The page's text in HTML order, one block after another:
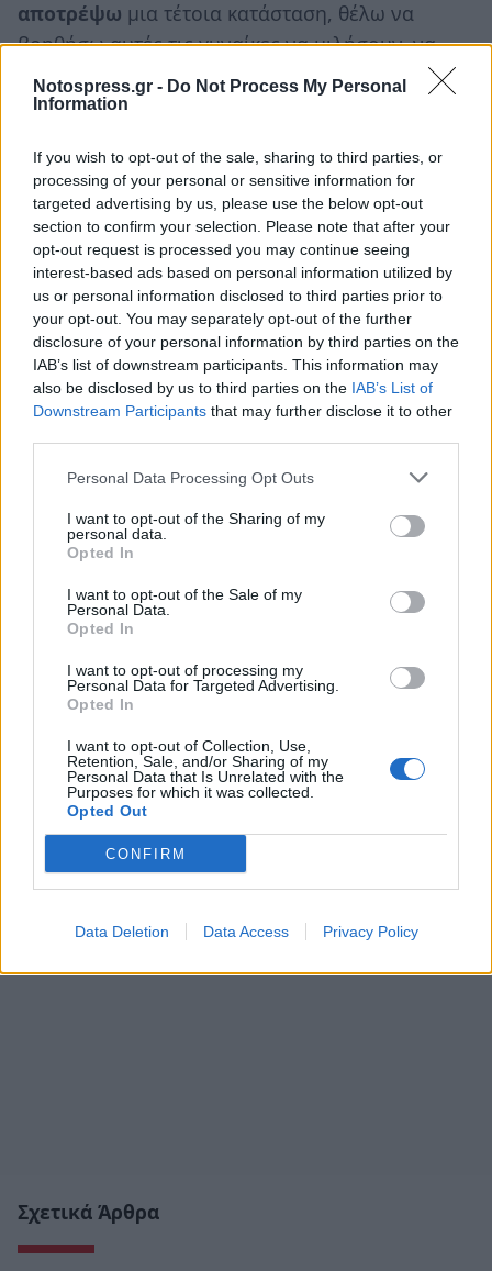
Notospress.gr - Do Not Process My Personal
Information
If you wish to opt-out of the sale, sharing to third parties, or
processing of your personal or sensitive information for
targeted advertising by us, please use the below opt-out
section to confirm your selection. Please note that after your
opt-out request is processed you may continue seeing
interest-based ads based on personal information utilized by
us or personal information disclosed to third parties prior to
your opt-out. You may separately opt-out of the further
disclosure of your personal information by third parties on the
IAB’s list of downstream participants. This information may
also be disclosed by us to third parties on the IAB’s List of
Downstream Participants that may further disclose it to other
Personal Data Processing Opt Outs
I want to opt-out of the Sharing of my
personal data.
Opted In
I want to opt-out of the Sale of my
Personal Data.
Opted In
I want to opt-out of processing my
Personal Data for Targeted Advertising.
Opted In
I want to opt-out of Collection, Use,
Retention, Sale, and/or Sharing of my
Personal Data that Is Unrelated with the
Purposes for which it was collected.
Opted Out
CONFIRM
Data Deletion Data Access Privacy Policy
αποτρέψω μια τέτοια κατάσταση, θέλω να
βοηθήσω αυτές τις γυναίκες να μιλήσουν, να
είμαστε πιο προσεκτικές» είπε χαρακτηριστικά.
Και λίγο αργότερα επανέλαβε: «Να βγει κάθε
Ό,τι της έχουνε κάνει να το πει. Να μιλήσει. Να
μην κρύβεται και να μην φοβάται. Για μένα αυτή
θα είναι η δικαίωση».
Ακολουθήστε τοnotospress.grστο Google News και
μάθετε πρώτοιόλες τις ειδήσεις
TAGS: ΒΙΑΣΜΟΣ ΘΕΣΣΑΛΟΝΙΚΗ
Σχετικά Άρθρα